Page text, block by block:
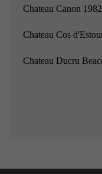
Chateau Canon
Chateau Cos
Chateau Ducru